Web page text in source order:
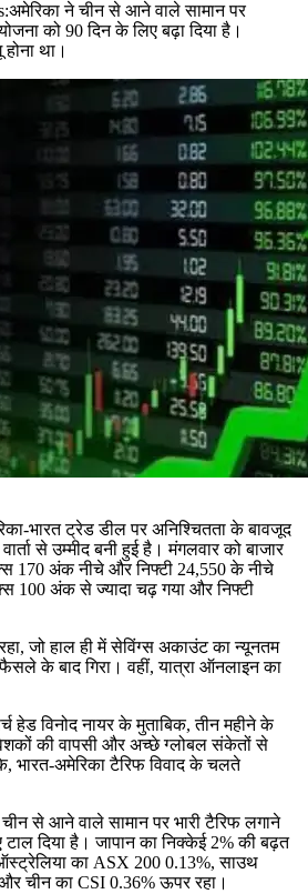
ने चीन से आने वाले सामान पर
को 90 दिन के लिए बढ़ा दिया है।
था।
भारत ट्रेड डील पर अनिश्चितता के बावजूद
से उम्मीद बनी हुई है। मंगलवार को बाजार
170 अंक नीचे और निफ्टी 24,550 के नीचे
100 अंक से ज्यादा चढ़ गया और निफ्टी
जो हाल ही में सेविंग्स अकाउंट का न्यूनतम
के बाद गिरा। वहीं, यात्रा ऑनलाइन का
हेड विनोद नायर के मुताबिक, तीन महीने के
की वापसी और अच्छे ग्लोबल संकेतों से
भारत-अमेरिका टैरिफ विवाद के चलते
चीन से आने वाले सामान पर भारी टैरिफ लगाने
दिया है। जापान का निक्केई 2% की बढ़त
का ASX 200 0.13%, साउथ
चीन का CSI 0.36% ऊपर रहा।